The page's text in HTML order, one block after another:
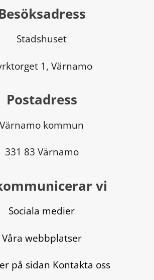
Stadshuset
1, Värnamo
Postadress
Värnamo kommun
331 83 Värnamo
vi
Sociala medier
Våra webbplatser
på sidan Kontakta oss